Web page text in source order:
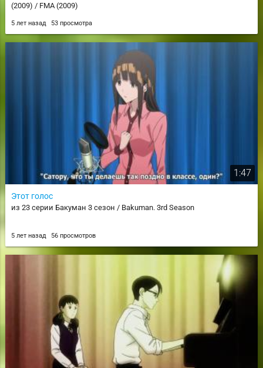
(2009) / FMA (2009)
5 лет назад 53 просмотра
1:47
Этот голос
из 23 серии Бакуман 3 сезон / Bakuman. 3rd Season
5 лет назад 56 просмотров